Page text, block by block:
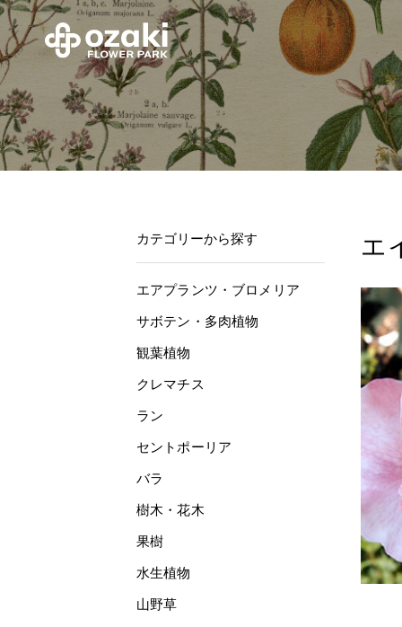
エ
カテゴリーから探す
エアプランツ・ブロメリア
サボテン・多肉植物
観葉植物
クレマチス
ラン
セントポーリア
バラ
樹木・花木
果樹
水生植物
山野草